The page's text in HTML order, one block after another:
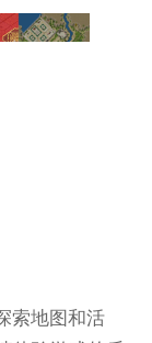
索地图和活